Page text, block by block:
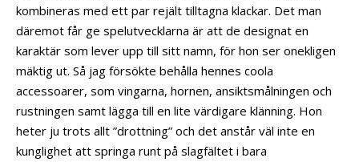
kombineras med ett par rejält tilltagna klackar. Det man
däremot får ge spelutvecklarna är att de designat en
karaktär som lever upp till sitt namn, för hon ser onekligen
mäktig ut. Så jag försökte behålla hennes coola
accessoarer, som vingarna, hornen, ansiktsmålningen och
rustningen samt lägga till en lite värdigare klänning. Hon
heter ju trots allt ”drottning” och det anstår väl inte en
kunglighet att springa runt på slagfältet i bara